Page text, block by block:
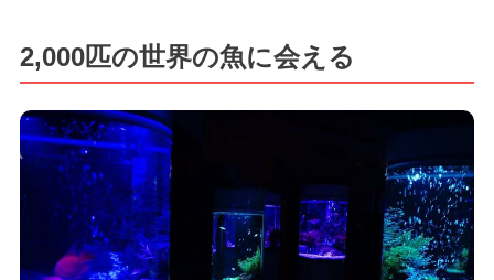
2,000匹の世界の魚に会える